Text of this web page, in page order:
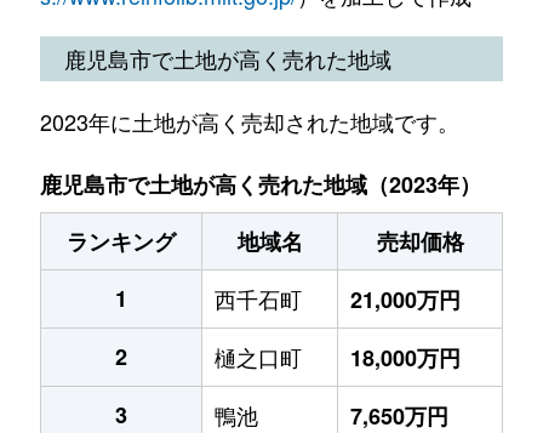
鹿児島市で土地が高く売れた地域
2023年に土地が高く売却された地域です。
鹿児島市で土地が高く売れた地域（2023年）
ランキング
地域名
売却価格
1
西千石町
21,000万円
2
樋之口町
18,000万円
3
鴨池
7,650万円